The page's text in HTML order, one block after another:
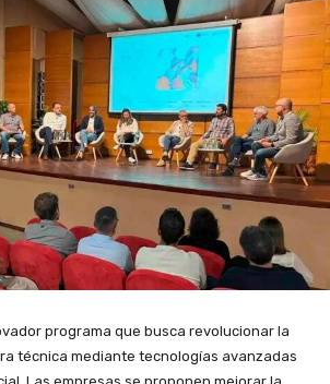
programa que busca revolucionar la
técnica mediante tecnologías avanzadas